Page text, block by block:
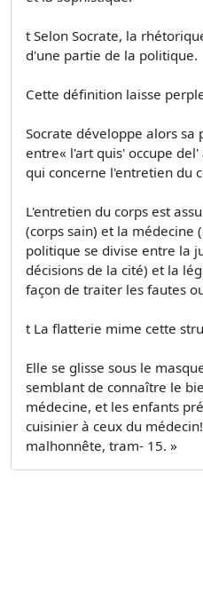
t Selon Socrate, la
d'une partie de la politique.
Cette définition laisse
Socrate développe alors sa
entre« l'art quis' occupe
qui concerne l'entretien du
L'entretien du corps est
(corps sain) et la médecine
politique se divise entre la
décisions de la cité) et la
façon de traiter les fautes
t La flatterie mime cette
Elle se glisse sous le
semblant de connaître le
médecine, et les enfants
cuisinier à ceux du
malhonnête, tram- 15. »